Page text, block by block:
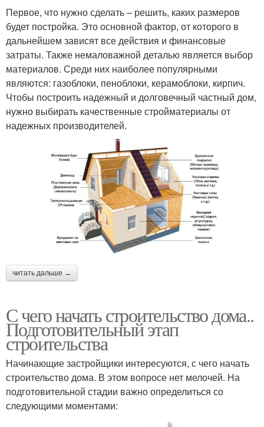
Первое, что нужно сделать – решить, каких размеров
будет постройка. Это основной фактор, от которого в
дальнейшем зависят все действия и финансовые
затраты. Также немаловажной деталью является выбор
материалов. Среди них наиболее популярными
являются: газоблоки, пеноблоки, керамоблоки, кирпич.
Чтобы построить надежный и долговечный частный дом,
нужно выбирать качественные стройматериалы от
надежных производителей.
читать дальше →
С чего начать строительство дома..
Подготовительный этап
строительства
Начинающие застройщики интересуются, с чего начать
строительство дома. В этом вопросе нет мелочей. На
подготовительной стадии важно определиться со
следующими моментами: